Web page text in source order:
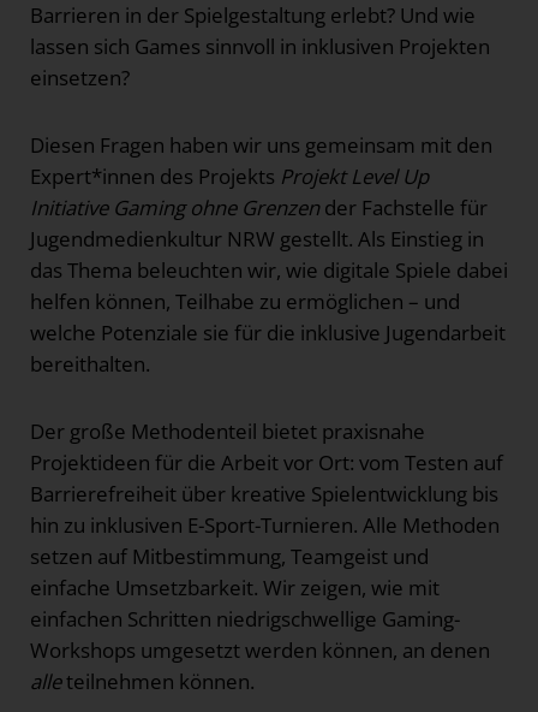
Barrieren in der Spielgestaltung erlebt? Und wie
lassen sich Games sinnvoll in inklusiven Projekten
einsetzen?
Diesen Fragen haben wir uns gemeinsam mit den
Expert*innen des Projekts Projekt Level Up
Initiative Gaming ohne Grenzender Fachstelle für
Jugendmedienkultur NRW gestellt. Als Einstieg in
das Thema beleuchten wir, wie digitale Spiele dabei
helfen können, Teilhabe zu ermöglichen – und
welche Potenziale sie für die inklusive Jugendarbeit
bereithalten.
Der große Methodenteil bietet praxisnahe
Projektideen für die Arbeit vor Ort: vom Testen auf
Barrierefreiheit über kreative Spielentwicklung bis
hin zu inklusiven E-Sport-Turnieren. Alle Methoden
setzen auf Mitbestimmung, Teamgeist und
einfache Umsetzbarkeit. Wir zeigen, wie mit
einfachen Schritten niedrigschwellige Gaming-
Workshops umgesetzt werden können, an denen
alleteilnehmen können.